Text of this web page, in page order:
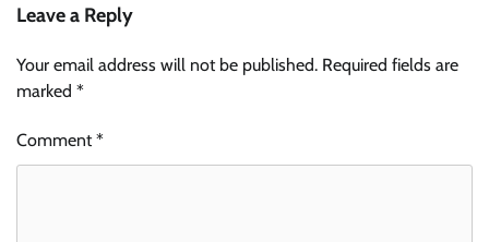
Leave a Reply
Your email address will not be published. Required fields are
marked *
Comment*